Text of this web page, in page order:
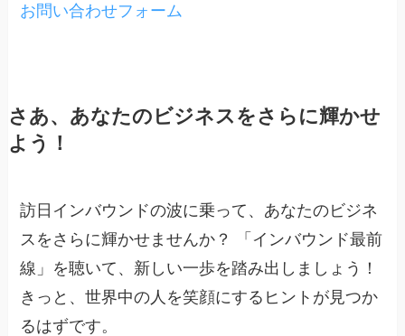
お問い合わせフォーム
さあ、あなたのビジネスをさらに輝かせ
よう！
訪日インバウンドの波に乗って、あなたのビジネ
スをさらに輝かせませんか？ 「インバウンド最前
線」を聴いて、新しい一歩を踏み出しましょう！
きっと、世界中の人を笑顔にするヒントが見つか
るはずです。